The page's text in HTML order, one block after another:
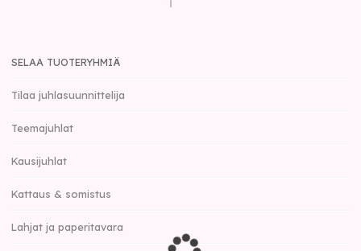
SELAA TUOTERYHMIÄ
Tilaa juhlasuunnittelija
Teemajuhlat
Kausijuhlat
Kattaus & somistus
Lahjat ja paperitavara